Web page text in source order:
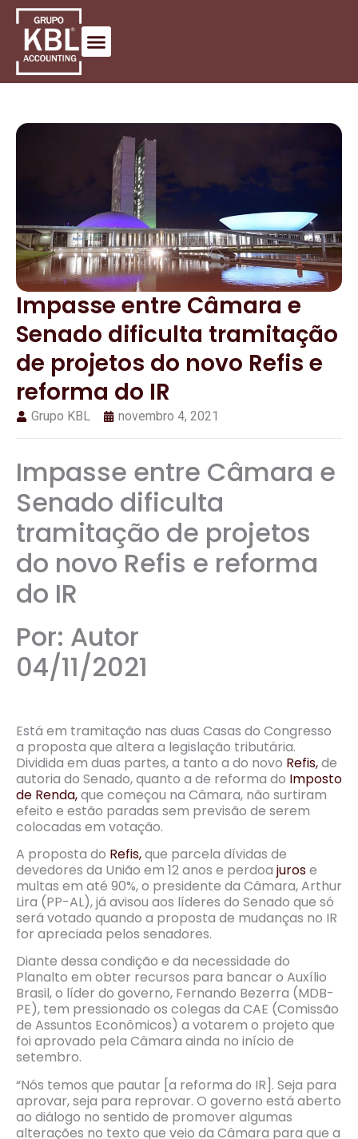
Impasse entre Câmara e
Senado dificulta tramitação
de projetos do novo Refis e
reforma do IR
Grupo KBL novembro 4, 2021
Impasse entre Câmara e
Senado dificulta
tramitação de projetos
do novo Refis e reforma
do IR
Por: Autor
04/11/2021
Está em tramitação nas duas Casas do Congresso
a proposta que altera a legislação tributária.
Dividida em duas partes, a tanto a do novo Refis,de
autoria do Senado, quanto a de reforma do Imposto
de Renda,que começou na Câmara, não surtiram
efeito e estão paradas sem previsão de serem
colocadas em votação.
A proposta do Refis,que parcela dívidas de
devedores da União em 12 anos e perdoa jurose
multas em até 90%, o presidente da Câmara, Arthur
Lira (PP-AL), já avisou aos líderes do Senado que só
será votado quando a proposta de mudanças no IR
for apreciada pelos senadores.
Diante dessa condição e da necessidade do
Planalto em obter recursos para bancar o Auxílio
Brasil, o líder do governo, Fernando Bezerra (MDB-
PE), tem pressionado os colegas da CAE (Comissão
de Assuntos Econômicos) a votarem o projeto que
foi aprovado pela Câmara ainda no início de
setembro.
“Nós temos que pautar [a reforma do IR]. Seja para
aprovar, seja para reprovar. O governo está aberto
ao diálogo no sentido de promover algumas
alterações no texto que veio da Câmara para que a